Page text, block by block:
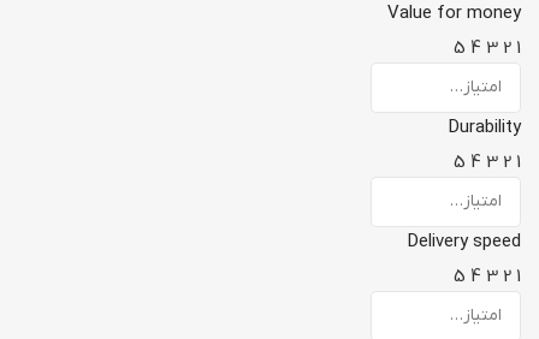
Value for money
1
2
3
4
5
Durability
1
2
3
4
5
Delivery speed
1
2
3
4
5